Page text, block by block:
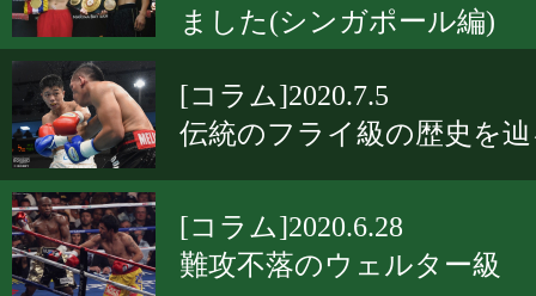
ました(シンガポール編)
[コラム]2020.7.5
伝統のフライ級の歴史を
[コラム]2020.6.28
難攻不落のウェルター級